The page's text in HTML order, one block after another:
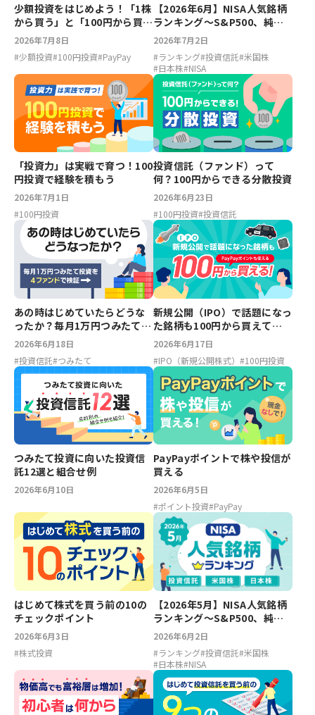
少額投資をはじめよう！「1株
から買う」と「100円から買
う」はどっちがいい？
2026年7月8日
#少額投資#100円投資#PayPay
【2026年6月】NISA人気銘柄
ランキング～S&P500、純金
ファンド、スペースX、キオク
シア
2026年7月2日
#ランキング#投資信託#米国株
#日本株#NISA
「投資力」は実戦で育つ！100
円投資で経験を積もう
2026年7月1日
#100円投資
投資信託（ファンド）って
何？100円からできる分散投資
2026年6月23日
#100円投資#投資信託
あの時はじめていたらどうな
ったか？毎月1万円つみたて投
資を4ファンドで検証
2026年6月18日
#投資信託#つみたて
新規公開（IPO）で話題になっ
た銘柄も100円から買えて
PayPayポイントも使える！
2026年6月17日
#IPO（新規公開株式） #100円投資
つみたて投資に向いた投資信
託12選と組合せ例
2026年6月10日
PayPayポイントで株や投信が
買える
2026年6月5日
#ポイント投資#PayPay
はじめて株式を買う前の10の
チェックポイント
2026年6月3日
#株式投資
【2026年5月】NISA人気銘柄
ランキング～S&P500、純金
ファンド、エヌビディア、キ
オクシア
2026年6月2日
#ランキング#投資信託#米国株
#日本株#NISA